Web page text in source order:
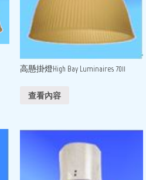
高懸掛燈High Bay Luminaires 7011
查看內容